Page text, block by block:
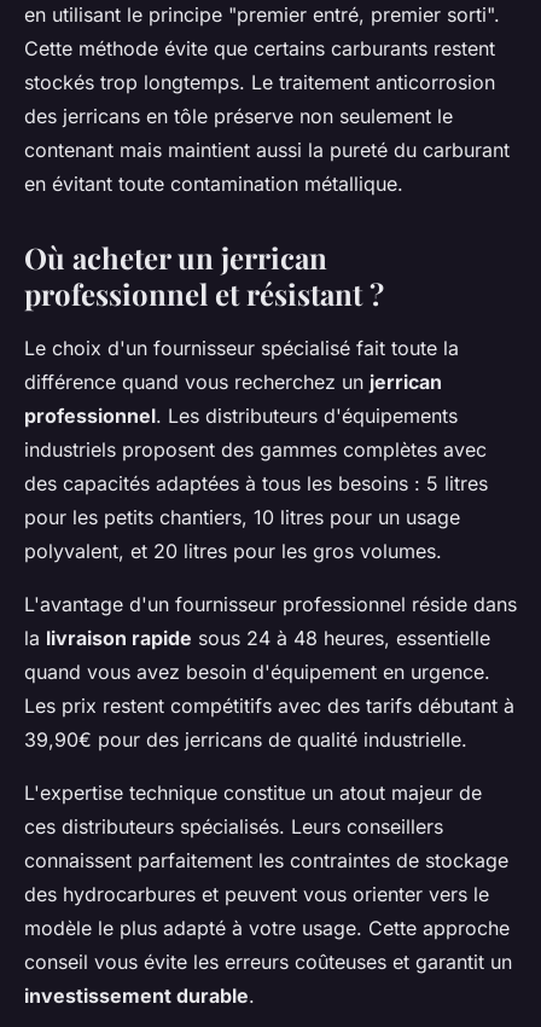
en utilisant le principe "premier entré, premier sorti".
Cette méthode évite que certains carburants restent
stockés trop longtemps. Le traitement anticorrosion
des jerricans en tôle préserve non seulement le
contenant mais maintient aussi la pureté du carburant
en évitant toute contamination métallique.
Où acheter un jerrican
professionnel et résistant ?
Le choix d'un fournisseur spécialisé fait toute la
différence quand vous recherchez un jerrican
professionnel. Les distributeurs d'équipements
industriels proposent des gammes complètes avec
des capacités adaptées à tous les besoins : 5 litres
pour les petits chantiers, 10 litres pour un usage
polyvalent, et 20 litres pour les gros volumes.
L'avantage d'un fournisseur professionnel réside dans
la livraison rapide sous 24 à 48 heures, essentielle
quand vous avez besoin d'équipement en urgence.
Les prix restent compétitifs avec des tarifs débutant à
39,90€ pour des jerricans de qualité industrielle.
L'expertise technique constitue un atout majeur de
ces distributeurs spécialisés. Leurs conseillers
connaissent parfaitement les contraintes de stockage
des hydrocarbures et peuvent vous orienter vers le
modèle le plus adapté à votre usage. Cette approche
conseil vous évite les erreurs coûteuses et garantit un
investissement durable.